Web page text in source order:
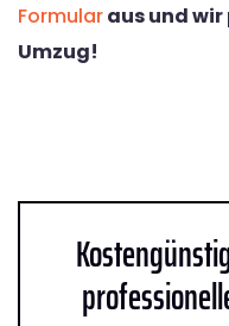
Formularaus und
Umzug!